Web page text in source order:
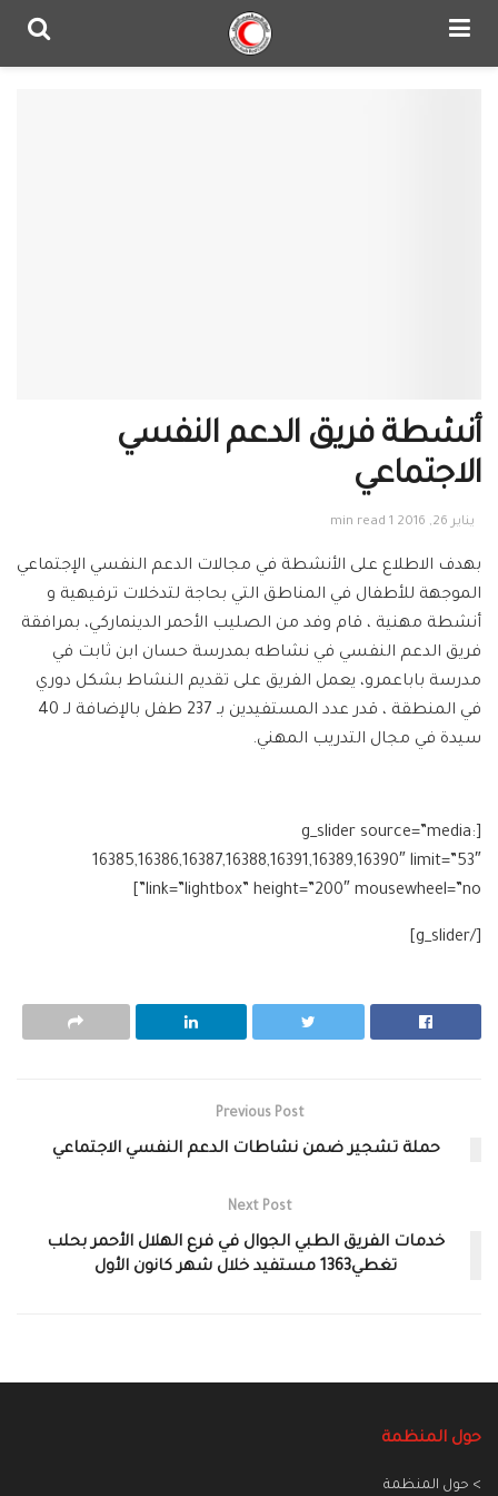
أنشطة فريق الدعم النفسي
الاجتماعي
يناير 26, 2016 1 min read
بهدف الاطلاع على الأنشطة في مجالات الدعم النفسي الإجتماعي
الموجهة للأطفال في المناطق التي بحاجة لتدخلات ترفيهية و
أنشطة مهنية ، قام وفد من الصليب الأحمر الدينماركي، بمرافقة
فريق الدعم النفسي في نشاطه بمدرسة حسان ابن ثابت في
مدرسة باباعمرو، يعمل الفريق على تقديم النشاط بشكل دوري
في المنطقة ، قدر عدد المستفيدين بـ 237 طفل بالإضافة لـ 40
سيدة في مجال التدريب المهني.
[g_slider source=”media:
16385,16386,16387,16388,16391,16389,16390″ limit=”53″
link=”lightbox” height=”200″ mousewheel=”no”]
[/g_slider]
Previous Post
حملة تشجير ضمن نشاطات الدعم النفسي الاجتماعي
Next Post
خدمات الفريق الطبي الجوال في فرع الهلال الأحمر بحلب
تغطي1363 مستفيد خلال شهر كانون الأول
حول المنظمة
> حول المنظمة